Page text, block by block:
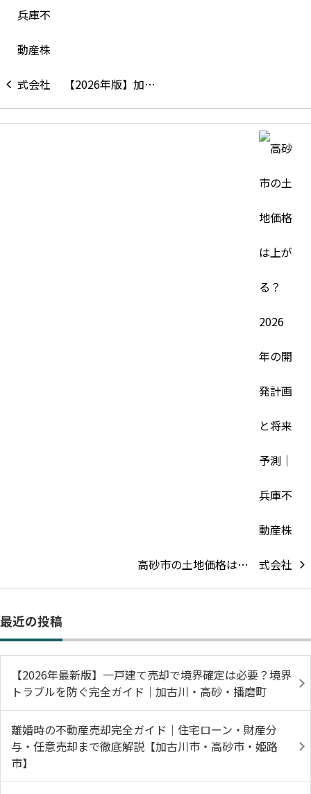
【2026年版】加…
高砂市の土地価格は…
最近の投稿
【2026年最新版】一戸建て売却で境界確定は必要？境界
トラブルを防ぐ完全ガイド｜加古川・高砂・播磨町
離婚時の不動産売却完全ガイド｜住宅ローン・財産分
与・任意売却まで徹底解説【加古川市・高砂市・姫路
市】